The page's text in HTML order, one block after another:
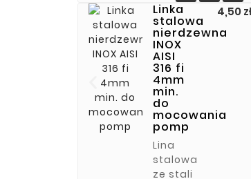
Linka
stalowa
nierdzewna
INOX
AISI
316 fi
4mm
min.
do
mocowania
pomp
Lina
stalowa
ze stali
4,50